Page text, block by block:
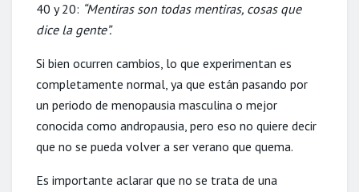
40 y 20: “Mentiras son todas mentiras, cosas que
dice la gente”.
Si bien ocurren cambios, lo que experimentan es
completamente normal, ya que están pasando por
un periodo de menopausia masculina o mejor
conocida como andropausia, pero eso no quiere decir
que no se pueda volver a ser verano que quema.
Es importante aclarar que no se trata de una